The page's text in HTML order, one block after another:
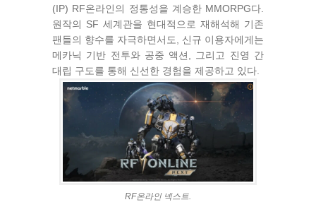
(IP) RF온라인의 정통성을 계승한 MMORPG다.
원작의 SF 세계관을 현대적으로 재해석해 기존
팬들의 향수를 자극하면서도, 신규 이용자에게는
메카닉 기반 전투와 공중 액션, 그리고 진영 간
대립 구도를 통해 신선한 경험을 제공하고 있다.
RF온라인 넥스트.